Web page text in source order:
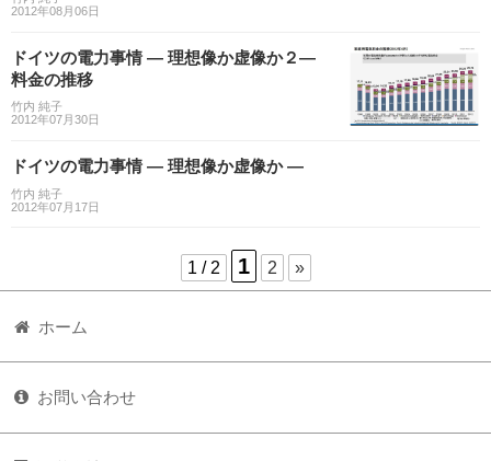
2012年08月06日
ドイツの電力事情 ― 理想像か虚像か２―
料金の推移
竹内 純子
2012年07月30日
ドイツの電力事情 ― 理想像か虚像か ―
竹内 純子
2012年07月17日
1 / 2 1 2 »
ホーム
お問い合わせ